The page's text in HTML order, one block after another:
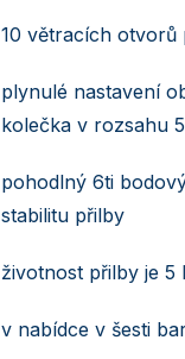
10 větracích otvorů
plynulé nastavení
kolečka v rozsahu
pohodlný 6ti
stabilitu přilby
životnost přilby je 5
v nabídce v šesti